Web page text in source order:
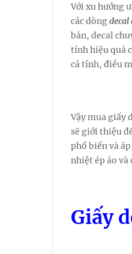
Với xu hướng
các dòngdecal
bản, decal
tính hiệu quả
cá tính, điều
Vậy mua giấy
sẽ giới thiệu
phổ biến và
nhiệt ép áo
Giấy